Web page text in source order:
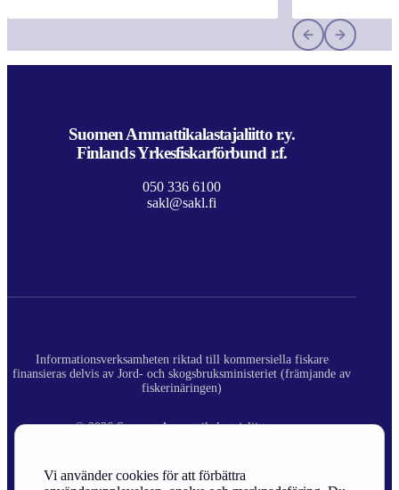
Vi använder cookies för att förbättra
Suomen Ammattikalastajaliitto r.y.
Finlands Yrkesfiskarförbund r.f.
050 336 6100
sakl@sakl.fi
Informationsverksamheten riktad till kommersiella fiskare
finansieras delvis av Jord- och skogsbruksministeriet (främjande av
fiskerinäringen)
© 2026 Suomen Ammattikalastajaliitto ry.